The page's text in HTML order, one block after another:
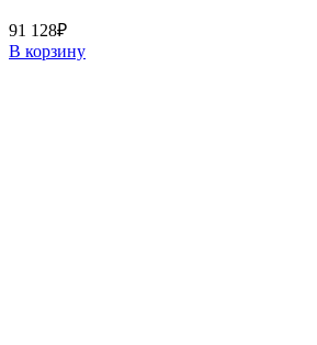
91 128₽
В корзину